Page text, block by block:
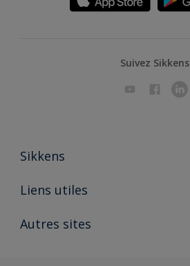
Suivez Sikkens
Sikkens
A propos de Sikkens
Liens utiles
Ouvrir un magasin PASS
Autres sites